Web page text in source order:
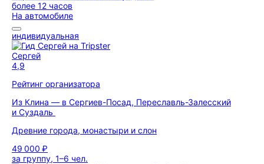
более 12 часов
На автомобиле
индивидуальная
Сергей
4,9
Рейтинг организатора
Из Клина — в Сергиев-Посад, Переславль-Залесский
и Суздаль
Древние города, монастыри и слон
49 000 ₽
за группу, 1–6 чел.